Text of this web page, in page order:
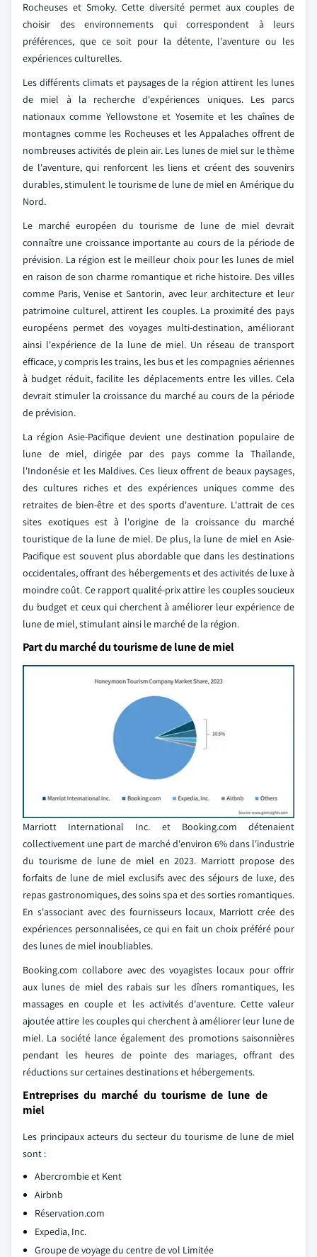
Rocheuses et Smoky. Cette diversité permet aux couples de
choisir des environnements qui correspondent à leurs
préférences, que ce soit pour la détente, l'aventure ou les
expériences culturelles.
Les différents climats et paysages de la région attirent les lunes
de miel à la recherche d'expériences uniques. Les parcs
nationaux comme Yellowstone et Yosemite et les chaînes de
montagnes comme les Rocheuses et les Appalaches offrent de
nombreuses activités de plein air. Les lunes de miel sur le thème
de l'aventure, qui renforcent les liens et créent des souvenirs
durables, stimulent le tourisme de lune de miel en Amérique du
Nord.
Le marché européen du tourisme de lune de miel devrait
connaître une croissance importante au cours de la période de
prévision. La région est le meilleur choix pour les lunes de miel
en raison de son charme romantique et riche histoire. Des villes
comme Paris, Venise et Santorin, avec leur architecture et leur
patrimoine culturel, attirent les couples. La proximité des pays
européens permet des voyages multi-destination, améliorant
ainsi l'expérience de la lune de miel. Un réseau de transport
efficace, y compris les trains, les bus et les compagnies aériennes
à budget réduit, facilite les déplacements entre les villes. Cela
devrait stimuler la croissance du marché au cours de la période
de prévision.
La région Asie-Pacifique devient une destination populaire de
lune de miel, dirigée par des pays comme la Thaïlande,
l'Indonésie et les Maldives. Ces lieux offrent de beaux paysages,
des cultures riches et des expériences uniques comme des
retraites de bien-être et des sports d'aventure. L'attrait de ces
sites exotiques est à l'origine de la croissance du marché
touristique de la lune de miel. De plus, la lune de miel en Asie-
Pacifique est souvent plus abordable que dans les destinations
occidentales, offrant des hébergements et des activités de luxe à
moindre coût. Ce rapport qualité-prix attire les couples soucieux
du budget et ceux qui cherchent à améliorer leur expérience de
lune de miel, stimulant ainsi le marché de la région.
Part du marché du tourisme de lune de miel
Marriott International Inc. et Booking.com détenaient
collectivement une part de marché d'environ 6% dans l'industrie
du tourisme de lune de miel en 2023. Marriott propose des
forfaits de lune de miel exclusifs avec des séjours de luxe, des
repas gastronomiques, des soins spa et des sorties romantiques.
En s'associant avec des fournisseurs locaux, Marriott crée des
expériences personnalisées, ce qui en fait un choix préféré pour
des lunes de miel inoubliables.
Booking.com collabore avec des voyagistes locaux pour offrir
aux lunes de miel des rabais sur les dîners romantiques, les
massages en couple et les activités d'aventure. Cette valeur
ajoutée attire les couples qui cherchent à améliorer leur lune de
miel. La société lance également des promotions saisonnières
pendant les heures de pointe des mariages, offrant des
réductions sur certaines destinations et hébergements.
Entreprises du marché du tourisme de lune de
miel
Les principaux acteurs du secteur du tourisme de lune de miel
sont :
Abercrombie et Kent
Airbnb
Réservation.com
Expedia, Inc.
Groupe de voyage du centre de vol Limitée